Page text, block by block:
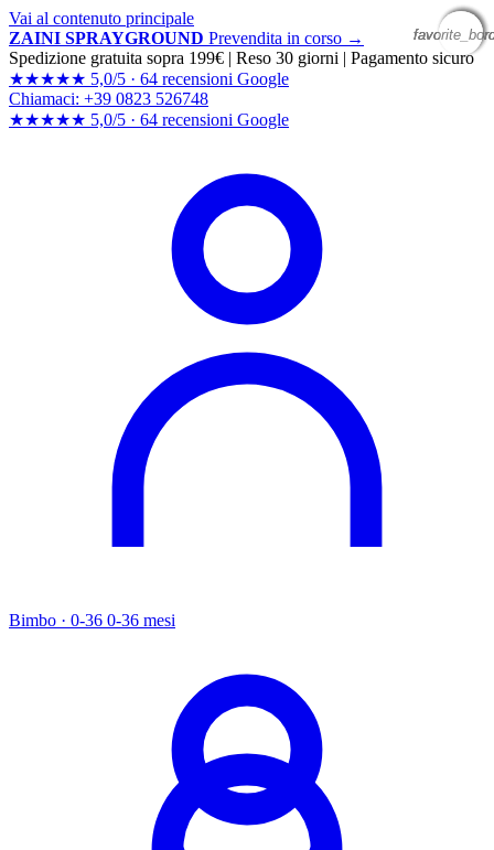
Vai al contenuto principale
ZAINI SPRAYGROUND Prevendita in corso →
Spedizione gratuita sopra 199€ | Reso 30 giorni | Pagamento sicuro
★★★★★ 5,0/5 · 64 recensioni Google
Chiamaci: +39 0823 526748
★★★★★ 5,0/5 · 64 recensioni Google
Bimbo · 0-36 0-36 mesi